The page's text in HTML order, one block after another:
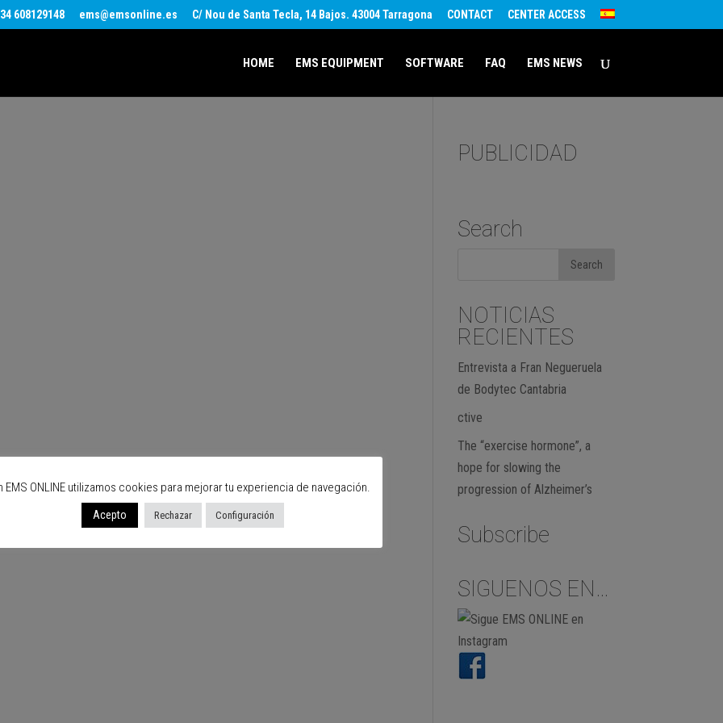
608129148 ems@emsonline.es C/ Nou de Santa Tecla, 14 Bajos. 43004 Tarragona CONTACT CENTER ACCESS
HOME EMS EQUIPMENT SOFTWARE FAQ EMS NEWS
PUBLICIDAD
Search
NOTICIAS
RECIENTES
Entrevista a Fran Negueruela
de Bodytec Cantabria
ctive
The “exercise hormone”, a
hope for slowing the
progression of Alzheimer’s
Subscribe
SIGUENOS EN…
EMS ONLINE utilizamos cookies para mejorar tu experiencia de navegación.
Acepto Rechazar Configuración